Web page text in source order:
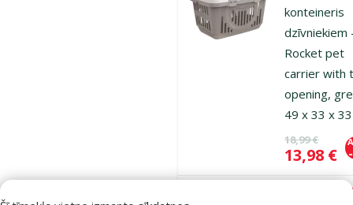
konteineris
dzīvniekiem
Rocket pet
carrier with
opening,
49 x 33 x
Oriģinālā
18,99 €
Cena
13,98 €